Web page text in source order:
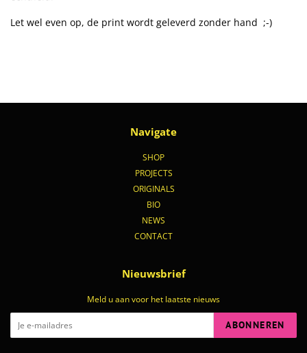
Let wel even op, de print wordt geleverd zonder hand ;-)
Navigate
SHOP
PROJECTS
ORIGINALS
BIO
NEWS
CONTACT
Nieuwsbrief
Meld u aan voor het laatste nieuws
ABONNEREN